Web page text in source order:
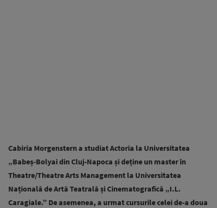
Cabiria Morgenstern a studiat Actoria la Universitatea
„Babeș-Bolyai din Cluj-Napoca și deține un master în
Theatre/Theatre Arts Management la Universitatea
Națională de Artă Teatrală și Cinematografică „I.L.
Caragiale.” De asemenea, a urmat cursurile celei de-a doua